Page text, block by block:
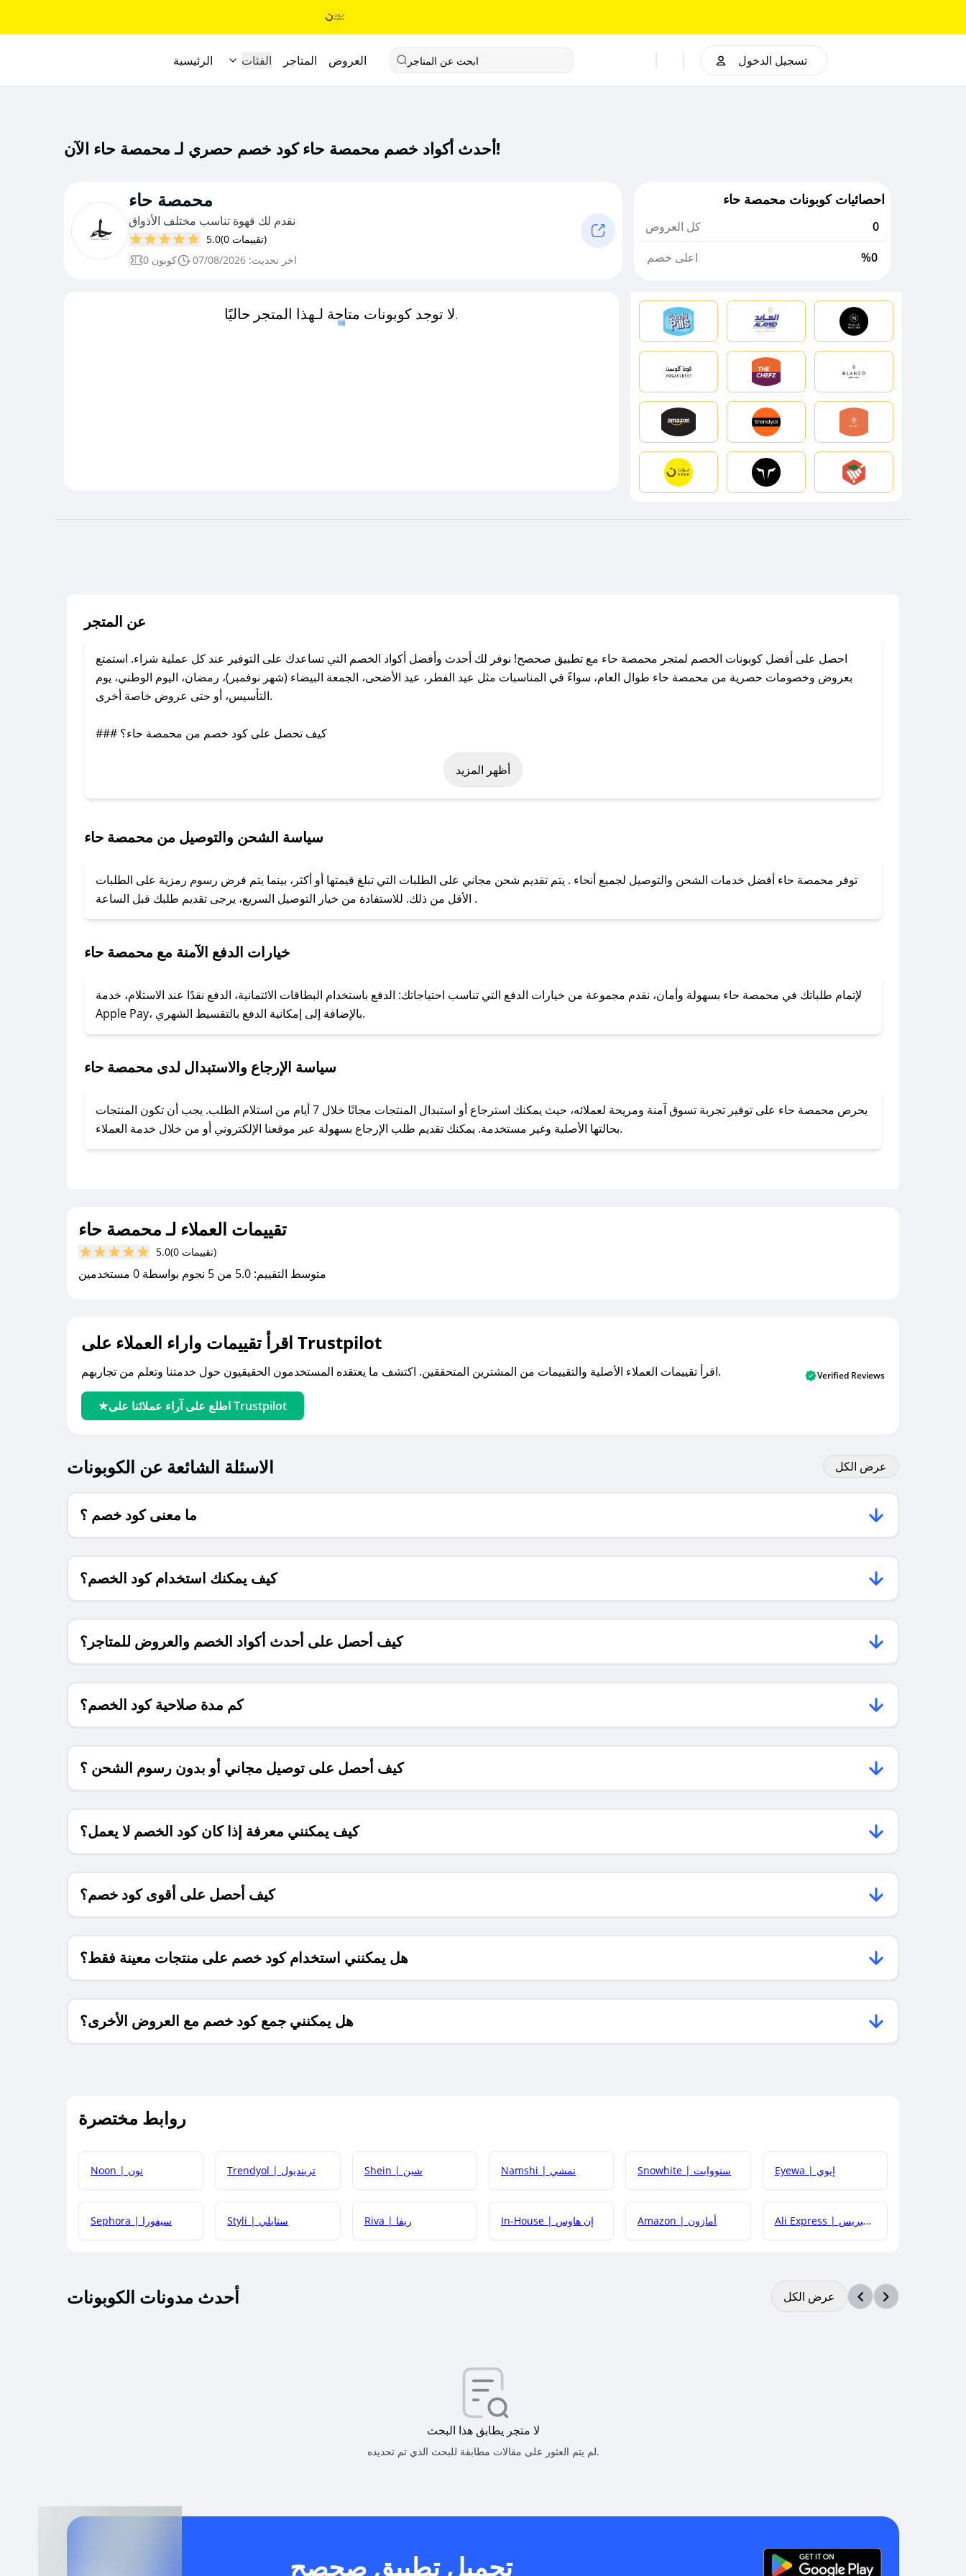
الرئيسية الفئات المتاجر العروض ابحث عن المتاجر تسجيل الدخول
أحدث أكواد خصم محمصة حاء كود خصم حصري لـ محمصة حاء الآن!
محمصة حاء
نقدم لك قهوة تناسب مختلف الأذواق
5.0
(0 تقييمات)
0 كوبون
اخر تحديث: 07/08/2026
احصائيات كوبونات محمصة حاء
كل العروض
0
اعلى خصم
%0
لا توجد كوبونات متاحة لـهذا المتجر حاليًا.
عن المتجر
احصل على أفضل كوبونات الخصم لمتجر محمصة حاء مع تطبيق صحصح! نوفر لك أحدث وأفضل أكواد الخصم التي تساعدك على التوفير عند كل عملية شراء. استمتع
بعروض وخصومات حصرية من محمصة حاء طوال العام، سواءً في المناسبات مثل عيد الفطر، عيد الأضحى، الجمعة البيضاء (شهر نوفمبر)، رمضان، اليوم الوطني، يوم
التأسيس، أو حتى عروض خاصة أخرى.
### كيف تحصل على كود خصم من محمصة حاء؟
باستخدام تطبيق صحصح، يمكنك العثور بسهولة على كود خصم محمصة حاء. وفي حال عدم توفر الكوبون، تواصل معنا عبر تويتر أو البريد الإلكتروني لإضافته بسرعة.
لا تقلق! يمكنك التواصل مع فريق دعم صحصح عبر الرسائل الخاصة على تويتر أو البريد الإلكتروني، وسنقوم بحل المشكلة في أسرع وقت ممكن.
### ماذا أفعل إذا لم أجد كود خصم لمتجري المفضل؟
للحصول على كوبونات وخصومات حصرية، قم بما يلي:
- اضغط على أيقونة متابعة لمتجر محمصة حاء في تطبيق صحصح.
- تابع حسابنا الرسمي على تويتر وقم بتفعيل زر التنبيهات.
أظهر المزيد
سياسة الشحن والتوصيل من محمصة حاء
توفر محمصة حاء أفضل خدمات الشحن والتوصيل لجميع أنحاء . يتم تقديم شحن مجاني على الطلبات التي تبلغ قيمتها أو أكثر، بينما يتم فرض رسوم رمزية على الطلبات
الأقل من ذلك. للاستفادة من خيار التوصيل السريع، يرجى تقديم طلبك قبل الساعة .
خيارات الدفع الآمنة مع محمصة حاء
لإتمام طلباتك في محمصة حاء بسهولة وأمان، نقدم مجموعة من خيارات الدفع التي تناسب احتياجاتك: الدفع باستخدام البطاقات الائتمانية، الدفع نقدًا عند الاستلام، خدمة
Apple Pay، بالإضافة إلى إمكانية الدفع بالتقسيط الشهري.
سياسة الإرجاع والاستبدال لدى محمصة حاء
يحرص محمصة حاء على توفير تجربة تسوق آمنة ومريحة لعملائه، حيث يمكنك استرجاع أو استبدال المنتجات مجانًا خلال 7 أيام من استلام الطلب. يجب أن تكون المنتجات
بحالتها الأصلية وغير مستخدمة. يمكنك تقديم طلب الإرجاع بسهولة عبر موقعنا الإلكتروني أو من خلال خدمة العملاء.
تقييمات العملاء لـ محمصة حاء
5.0 (0 تقييمات)
متوسط التقييم: 5.0 من 5 نجوم بواسطة 0 مستخدمين
اقرأ تقييمات واراء العملاء على Trustpilot
اقرأ تقييمات العملاء الأصلية والتقييمات من المشترين المتحققين. اكتشف ما يعتقده المستخدمون الحقيقيون حول خدمتنا وتعلم من تجاربهم.
اطلع على آراء عملائنا على Trustpilot
Verified Reviews
الاسئلة الشائعة عن الكوبونات عرض الكل
ما معنى كود خصم ؟
كيف يمكنك استخدام كود الخصم؟
كيف أحصل على أحدث أكواد الخصم والعروض للمتاجر؟
كم مدة صلاحية كود الخصم؟
كيف أحصل على توصيل مجاني أو بدون رسوم الشحن ؟
كيف يمكنني معرفة إذا كان كود الخصم لا يعمل؟
كيف أحصل على أقوى كود خصم؟
هل يمكنني استخدام كود خصم على منتجات معينة فقط؟
هل يمكنني جمع كود خصم مع العروض الأخرى؟
روابط مختصرة
Noon | نون Trendyol | ترينديول Shein | شين Namshi | نمشي Snowhite | سنووايت Eyewa | إيوي
Sephora | سيفورا Styli | ستايلي Riva | ريفا In-House | إن هاوس Amazon | أمازون Ali Express | علي إكسبريس
أحدث مدونات الكوبونات عرض الكل
لا متجر يطابق هذا البحث
لم يتم العثور على مقالات مطابقة للبحث الذي تم تحديده.
تحميل تطبيق صحصح